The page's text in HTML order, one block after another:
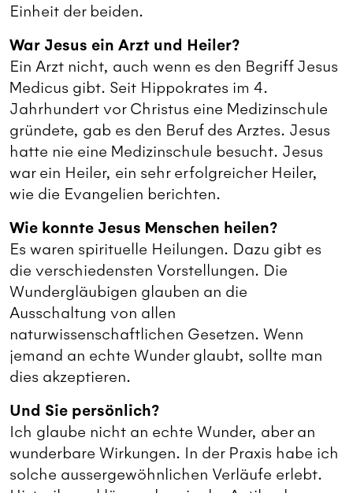
Einheit der beiden.
War Jesus ein Arzt und Heiler?
Ein Arzt nicht, auch wenn es den Begriff Jesus
Medicus gibt. Seit Hippokrates im 4.
Jahrhundert vor Christus eine Medizinschule
gründete, gab es den Beruf des Arztes. Jesus
hatte nie eine Medizinschule besucht. Jesus
war ein Heiler, ein sehr erfolgreicher Heiler,
wie die Evangelien berichten.
Wie konnte Jesus Menschen heilen?
Es waren spirituelle Heilungen. Dazu gibt es
die verschiedensten Vorstellungen. Die
Wundergläubigen glauben an die
Ausschaltung von allen
naturwissenschaftlichen Gesetzen. Wenn
jemand an echte Wunder glaubt, sollte man
dies akzeptieren.
Und Sie persönlich?
Ich glaube nicht an echte Wunder, aber an
wunderbare Wirkungen. In der Praxis habe ich
solche aussergewöhnlichen Verläufe erlebt.